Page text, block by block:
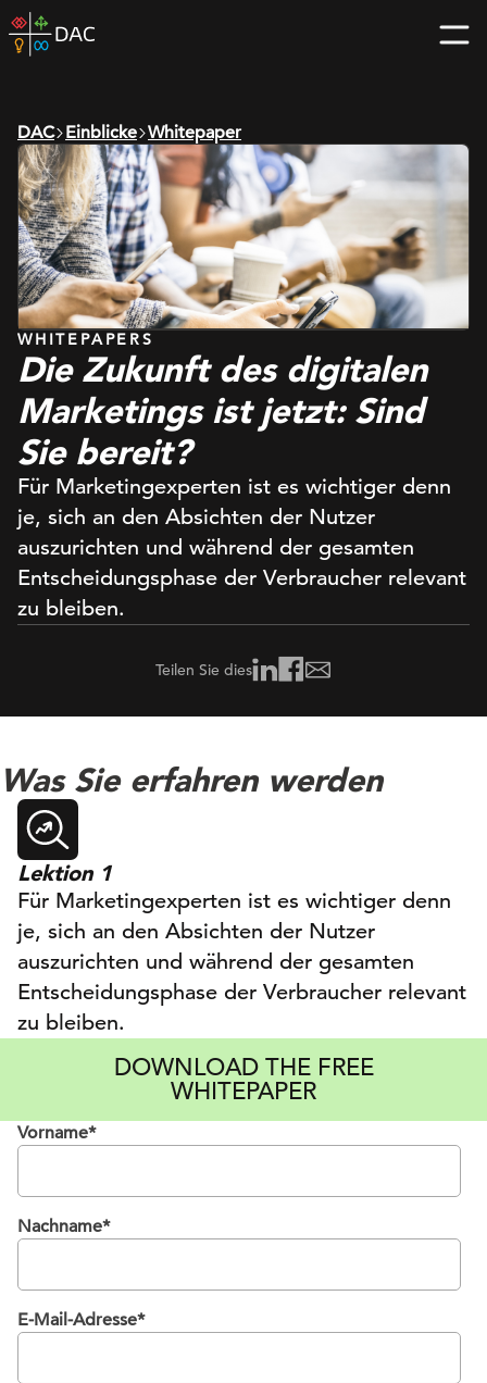
Skip
to
home
DAC Einblicke Whitepaper
WHITEPAPERS
Die Zukunft des digitalen
Marketings ist jetzt: Sind
Sie bereit?
Für Marketingexperten ist es wichtiger denn
je, sich an den Absichten der Nutzer
auszurichten und während der gesamten
Entscheidungsphase der Verbraucher relevant
zu bleiben.
Teilen Sie dies
Was Sie erfahren werden
Lektion 1
Für Marketingexperten ist es wichtiger denn
je, sich an den Absichten der Nutzer
auszurichten und während der gesamten
Entscheidungsphase der Verbraucher relevant
zu bleiben.
DOWNLOAD THE FREE
WHITEPAPER
Vorname*
Nachname*
E-Mail-Adresse*